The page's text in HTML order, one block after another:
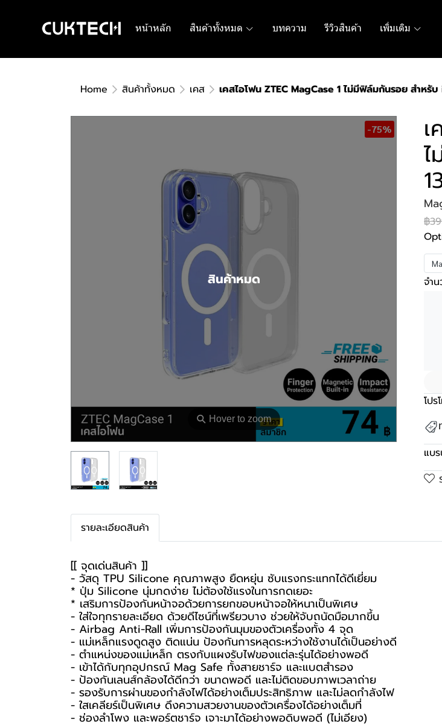
หน้าหลัก สินค้าทั้งหมด บทความ รีวิวสินค้า เพิ่มเติม
Home สินค้าทั้งหมด เคส เคสไอโฟน ZTEC MagCase 1 ไม่มีฟิล์มกันรอย สำหรั
⚲ Hover to zoom
-75%
สินค้าหมด
฿
จำ
โป
แบ
รายละเอียดสินค้า
[[ จุดเด่นสินค้า ]]
- วัสดุ TPU Silicone คุณภาพสูง ยืดหยุ่น ซับแรงกระแทกได้ดีเยี่ยม
* ปุ่ม Silicone นุ่มกดง่าย ไม่ต้องใช้แรงในการกดเยอะ
* เสริมการป้องกันหน้าจอด้วยการยกขอบหน้าจอให้หนาเป็นพิเศษ
- ใส่ใจทุกรายละเอียด ด้วยดีไซน์ที่เพรียวบาง ช่วยให้จับถนัดมือมากขึ้น
- Airbag Anti-Rall เพิ่มการป้องกันมุมของตัวเครื่องทั้ง 4 จุด
- แม่เหล็กแรงดูดสูง ติดแน่น ป้องกันการหลุดระหว่างใช้งานได้เป็นอย่างดี
- ตำแหน่งของแม่เหล็ก ตรงกับแผงรับไฟของแต่ละรุ่นได้อย่างพอดี
- เข้าได้กับทุกอุปกรณ์ Mag Safe ทั้งสายชาร์จ และแบตสำรอง
- ป้องกันเลนส์กล้องได้ดีกว่า ขนาดพอดี และไม่ติดขอบภาพเวลาถ่าย
- รองรับการผ่านของกำลังไฟได้อย่างเต็มประสิทธิภาพ และไม่ลดกำลังไฟ
- ใสเคลียร์เป็นพิเศษ ดึงความสวยงานของตัวเครื่องได้อย่างเต็มที่
- ช่องลำโพง และพอร์ตชาร์จ เจาะมาได้อย่างพอดิบพอดี (ไม่เอียง)